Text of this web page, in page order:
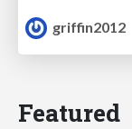
griffin2012
Featured